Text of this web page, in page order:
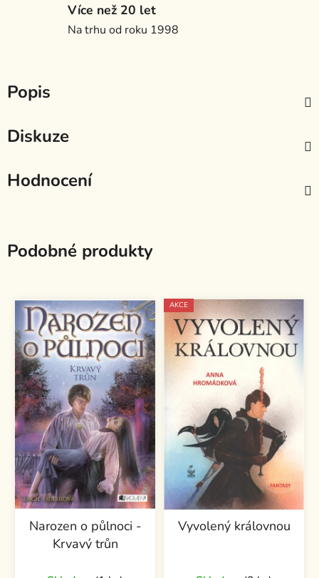
Více než 20 let
Na trhu od roku 1998
Popis
Diskuze
Hodnocení
Podobné produkty
Narozen o půlnoci -
Krvavý trůn
AKCE
Vyvolený královnou